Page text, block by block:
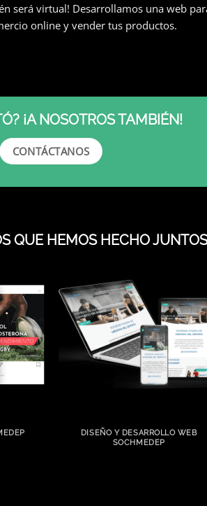
será virtual! Desarrollamos una web
online y vender tus productos.
¡A NOSOTROS TAMBIÉN!
CONTÁCTANOS
QUE HEMOS HECHO
DISEÑO Y DESARROLLO WEB
SOCHMEDEP